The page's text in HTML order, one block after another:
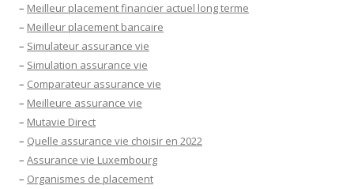
– Meilleur placement financier actuel long terme
– Meilleur placement bancaire
– Simulateur assurance vie
– Simulation assurance vie
– Comparateur assurance vie
– Meilleure assurance vie
– Mutavie Direct
– Quelle assurance vie choisir en 2022
– Assurance vie Luxembourg
– Organismes de placement